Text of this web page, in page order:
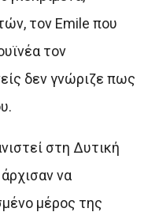
τον Emile που
τον
δεν γνώριζε πως
στη Δυτική
να
μέρος της